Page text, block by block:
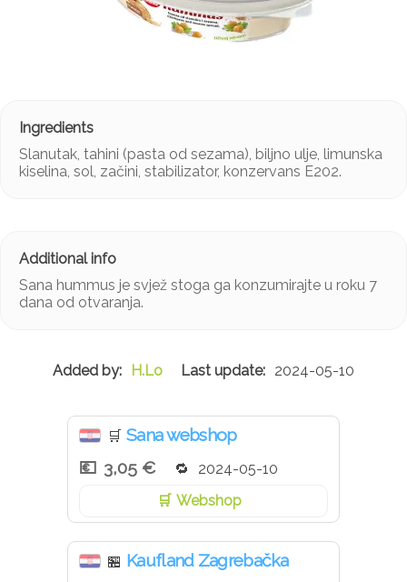
Slanutak, tahini (pasta od sezama), biljno ulje, limunska
kiselina, sol, začini, stabilizator, konzervans E202.
Sana hummus je svjež stoga ga konzumirajte u roku 7
dana od otvaranja.
H.Lo 2024-05-10
🛒 Sana webshop
3,05 €
2024-05-10
Webshop
🏪 Kaufland Zagrebačka